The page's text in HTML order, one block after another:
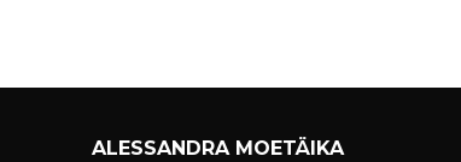
ALESSANDRA MOETÄIKA